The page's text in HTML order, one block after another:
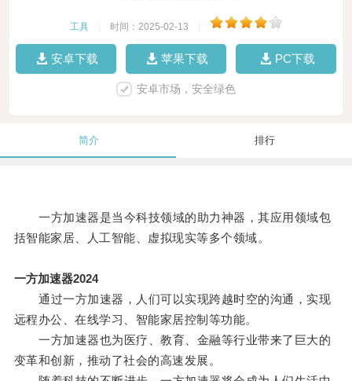
工具 时间：2025-02-13
安卓下载 苹果下载 PC下载
安卓市场，安全绿色
简介 排行
一方加速器是当今科技领域的助力神器，其应用领域包
括智能家居、人工智能、虚拟现实等多个领域。
一方加速器2024
通过一方加速器，人们可以实现跨越时空的沟通，实现
远程办公、在线学习、智能家居控制等功能。
一方加速器也为医疗、教育、金融等行业带来了巨大的
变革和创新，推动了社会的高速发展。